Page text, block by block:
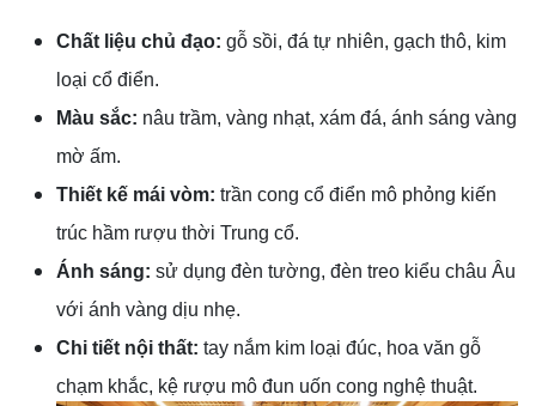
Chất liệu chủ đạo: gỗ sồi, đá tự nhiên, gạch thô, kim
loại cổ điển.
Màu sắc: nâu trầm, vàng nhạt, xám đá, ánh sáng vàng
mờ ấm.
Thiết kế mái vòm: trần cong cổ điển mô phỏng kiến
trúc hầm rượu thời Trung cổ.
Ánh sáng: sử dụng đèn tường, đèn treo kiểu châu Âu
với ánh vàng dịu nhẹ.
Chi tiết nội thất: tay nắm kim loại đúc, hoa văn gỗ
chạm khắc, kệ rượu mô đun uốn cong nghệ thuật.